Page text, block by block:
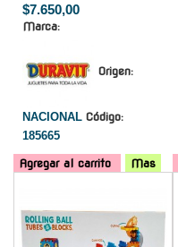
$7.650,00
Marca:
Origen:
NACIONAL Código:
185665
Agregar al carrito Mas